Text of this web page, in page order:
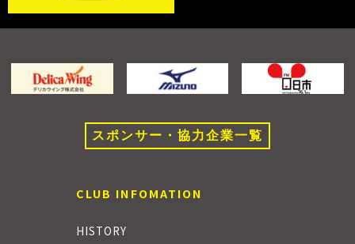
スポンサー・協力企業一覧
CLUB INFOMATION
HISTORY